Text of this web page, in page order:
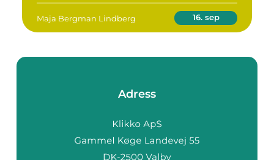
Maja Bergman Lindberg 16. sep
Adress